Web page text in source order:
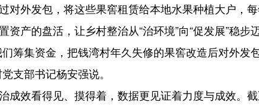
对外发包，将这些果窖租赁给本地水果种植大户，
资产的盘活，让乡村整治从“治环境”向“促发展”稳步迈
们筹集资金，把钱湾村年久失修的果窖改造后对外
支部书记杨安强说。
成效看得见、摸得着，数据更见证着力度与成效。